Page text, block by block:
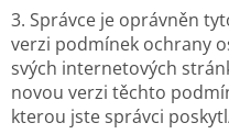
3. Správce je oprávněn
verzi podmínek ochrany
svých internetových
novou verzi těchto
kterou jste správci